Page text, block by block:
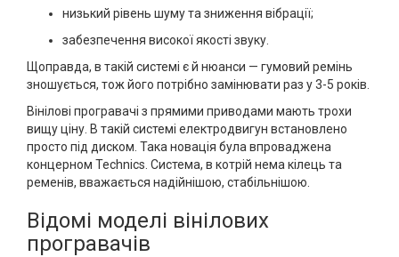
низький рівень шуму та зниження вібрації;
забезпечення високої якості звуку.
Щоправда, в такій системі є й нюанси — гумовий ремінь
зношується, тож його потрібно замінювати раз у 3-5 років.
Вінілові програвачі з прямими приводами мають трохи
вищу ціну. В такій системі електродвигун встановлено
просто під диском. Така новація була впроваджена
концерном Technics. Система, в котрій нема кілець та
ременів, вважається надійнішою, стабільнішою.
Відомі моделі вінілових
програвачів